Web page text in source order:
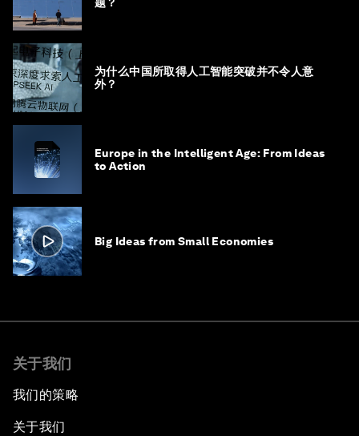
题？
为什么中国所取得人工智能突破并不令人意
外？
Europe in the Intelligent Age: From Ideas
to Action
Big Ideas from Small Economies
关于我们
我们的策略
关于我们